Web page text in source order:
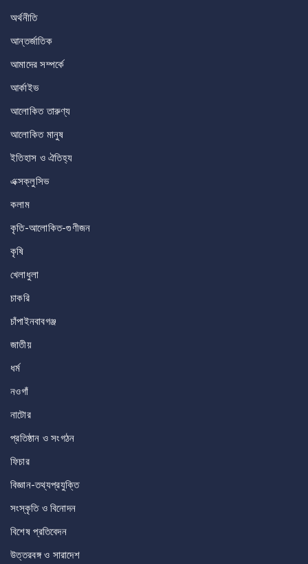
অর্থনীতি
আন্তর্জাতিক
আমাদের সম্পর্কে
আর্কাইভ
আলোকিত তারুণ্য
আলোকিত মানুষ
ইতিহাস ও ঐতিহ্য
এক্সক্লুসিভ
কলাম
কৃতি-আলোকিত-গুণীজন
কৃষি
খেলাধুলা
চাকরি
চাঁপাইনবাবগঞ্জ
জাতীয়
ধর্ম
নওগাঁ
নাটোর
প্রতিষ্ঠান ও সংগঠন
ফিচার
বিজ্ঞান-তথ্যপ্রযুক্তি
সংস্কৃতি ও বিনোদন
বিশেষ প্রতিবেদন
উত্তরবঙ্গ ও সারাদেশ